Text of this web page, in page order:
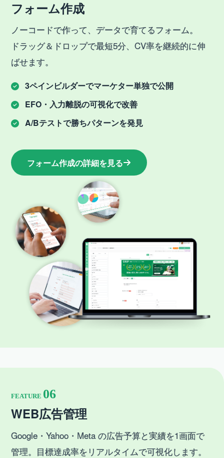
フォーム作成
ノーコードで作って、データで育てるフォーム。
ドラッグ＆ドロップで最短5分、CV率を継続的に伸
ばせます。
3ペインビルダーでマーケター単独で公開
EFO・入力離脱の可視化で改善
A/Bテストで勝ちパターンを発見
フォーム作成の詳細を見る
FEATURE 06
WEB広告管理
Google・Yahoo・Meta の広告予算と実績を1画面で
管理。目標達成率をリアルタイムで可視化します。